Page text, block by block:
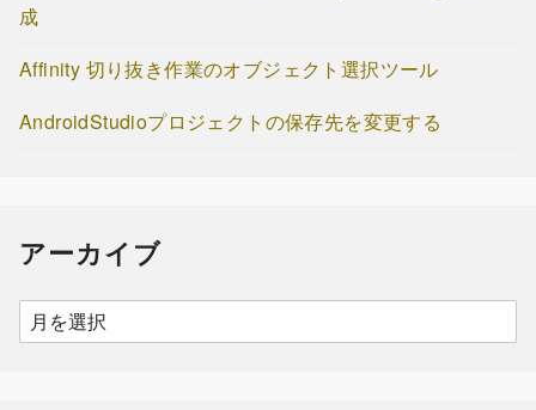
成
Affinity 切り抜き作業のオブジェクト選択ツール
AndroidStudioプロジェクトの保存先を変更する
アーカイブ
ア
ー